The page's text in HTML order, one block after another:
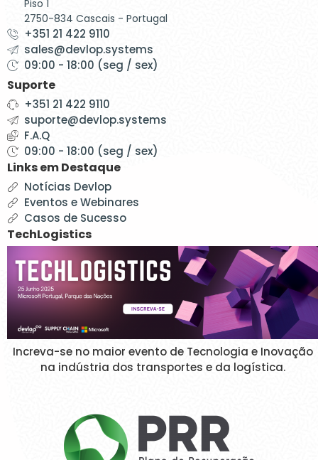
Piso 1
2750-834 Cascais - Portugal
+351 21 422 9110
sales@devlop.systems
09:00 - 18:00 (seg / sex)
Suporte
+351 21 422 9110
suporte@devlop.systems
F.A.Q
09:00 - 18:00 (seg / sex)
Links em Destaque
Notícias Devlop
Eventos e Webinares
Casos de Sucesso
TechLogistics
Increva-se no maior evento de Tecnologia e Inovação
na indústria dos transportes e da logística.